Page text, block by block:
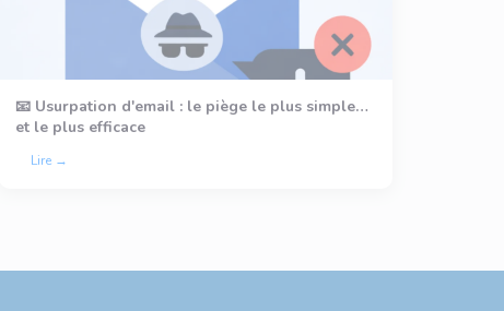
📧 Usurpation d'email : le piège le plus simple…
et le plus efficace
Lire →